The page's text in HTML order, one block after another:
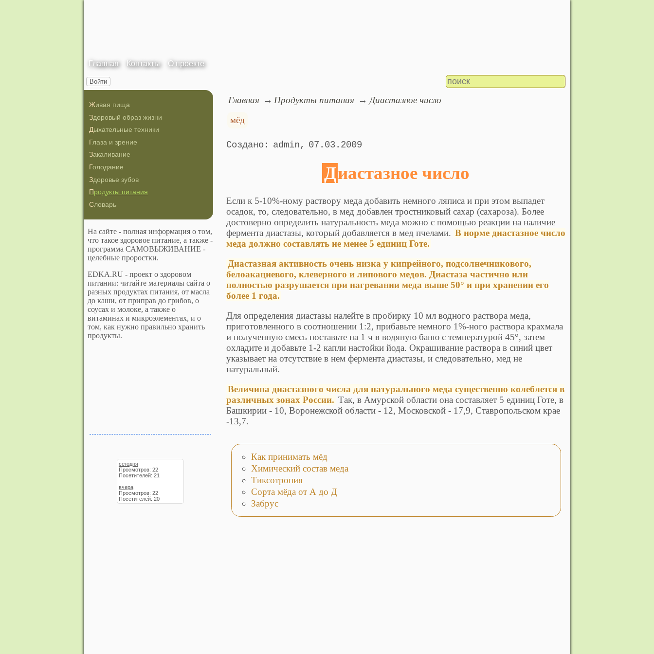
Главная Контакты О проекте
Войти
Живая пища
Здоровый образ жизни
Дыхательные техники
Глаза и зрение
Закаливание
Голодание
Здоровье зубов
Продукты питания
Словарь
На сайте - полная информация о том,
что такое здоровое питание, а также -
программа САМОВЫЖИВАНИЕ -
целебные проростки.
EDKA.RU - проект о здоровом
питании: читайте материалы сайта о
разных продуктах питания, от масла
до каши, от приправ до грибов, о
соусах и молоке, а также о
витаминах и микроэлементах, и о
том, как нужно правильно хранить
продукты.
сегодня
Просмотров: 22
Посетителей: 21
вчера
Просмотров: 22
Посетителей: 20
Главная Продукты питания
Диастазное число
мёд
admin 07.03.2009
Диастазное число
Если к 5-10%-ному раствору меда добавить немного ляписа и при этом выпадет
осадок, то, следовательно, в мед добавлен тростниковый сахар (сахароза). Более
достоверно определить натуральность меда можно с помощью реакции на наличие
фермента диастазы, который добавляется в мед пчелами. В норме диастазное число
меда должно составлять не менее 5 единиц Готе.
Диастазная активность очень низка у кипрейного, подсолнечникового,
белоакациевого, клеверного и липового медов. Диастаза частично или
полностью разрушается при нагревании меда выше 50° и при хранении его
более 1 года.
Для определения диастазы налейте в пробирку 10 мл водного раствора меда,
приготовленного в соотношении 1:2, прибавьте немного 1%-ного раствора крахмала
и полученную смесь поставьте на 1 ч в водяную баню с температурой 45°, затем
охладите и добавьте 1-2 капли настойки йода. Окрашивание раствора в синий цвет
указывает на отсутствие в нем фермента диастазы, и следовательно, мед не
натуральный.
Величина диастазного числа для натурального меда существенно колеблется в
различных зонах России. Так, в Амурской области она составляет 5 единиц Готе, в
Башкирии - 10, Воронежской области - 12, Московской - 17,9, Ставропольском крае
-13,7.
Как принимать мёд
Химический состав меда
Тиксотропия
Сорта мёда от А до Д
Забрус